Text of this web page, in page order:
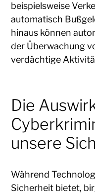
beispielsweise
automatisch
hinaus können
der Überwachung
verdächtige
Die
unsere
Während
Sicherheit bietet,